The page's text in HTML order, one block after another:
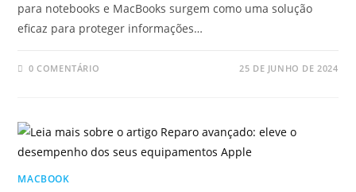
para notebooks e MacBooks surgem como uma solução
eficaz para proteger informações…
0 COMENTÁRIO 25 DE JUNHO DE 2024
MACBOOK